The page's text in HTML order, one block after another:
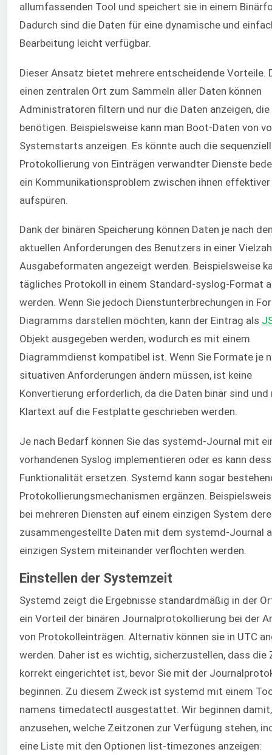
allumfassenden Tool und speichert sie in einem
Dadurch sind die Daten für eine dynamische und
Bearbeitung leicht verfügbar.
Dieser Ansatz bietet mehrere entscheidende Vorteile.
einen zentralen Ort zum Sammeln aller Daten können
Administratoren filtern und nur die Daten anzeigen, die
benötigen. Beispielsweise kann man Boot-Daten von
Systemstarts anzeigen. Es könnte auch die
Protokollierung von Einträgen verwandter Dienste
ein Kommunikationsproblem zwischen ihnen effektiver
aufspüren.
Dank der binären Speicherung können Daten je nach
aktuellen Anforderungen des Benutzers in einer
Ausgabeformaten angezeigt werden. Beispielsweise
tägliches Protokoll in einem Standard-syslog-Format
werden. Wenn Sie jedoch Dienstunterbrechungen in
Diagramms darstellen möchten, kann der Eintrag als
Objekt ausgegeben werden, wodurch es mit einem
Diagrammdienst kompatibel ist. Wenn Sie Formate je
situativen Anforderungen ändern müssen, ist keine
Konvertierung erforderlich, da die Daten binär sind
Klartext auf die Festplatte geschrieben werden.
Je nach Bedarf können Sie das systemd-Journal mit
vorhandenen Syslog implementieren oder es kann
Funktionalität ersetzen. Systemd kann sogar
Protokollierungsmechanismen ergänzen.
bei mehreren Diensten auf einem einzigen System
zusammengestellte Daten mit dem systemd-Journal
einzigen System miteinander verflochten werden.
Einstellen der Systemzeit
Systemd zeigt die Ergebnisse standardmäßig in der
ein Vorteil der binären Journalprotokollierung bei der
von Protokolleinträgen. Alternativ können sie in UTC
werden. Daher ist es wichtig, sicherzustellen, dass die
korrekt eingerichtet ist, bevor Sie mit der
beginnen. Zu diesem Zweck ist systemd mit einem
namens timedatectl ausgestattet. Wir beginnen
anzusehen, welche Zeitzonen zur Verfügung stehen,
eine Liste mit den Optionen list-timezones anzeigen: